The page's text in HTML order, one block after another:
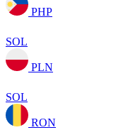
PHP
SOL
PLN
SOL
RON